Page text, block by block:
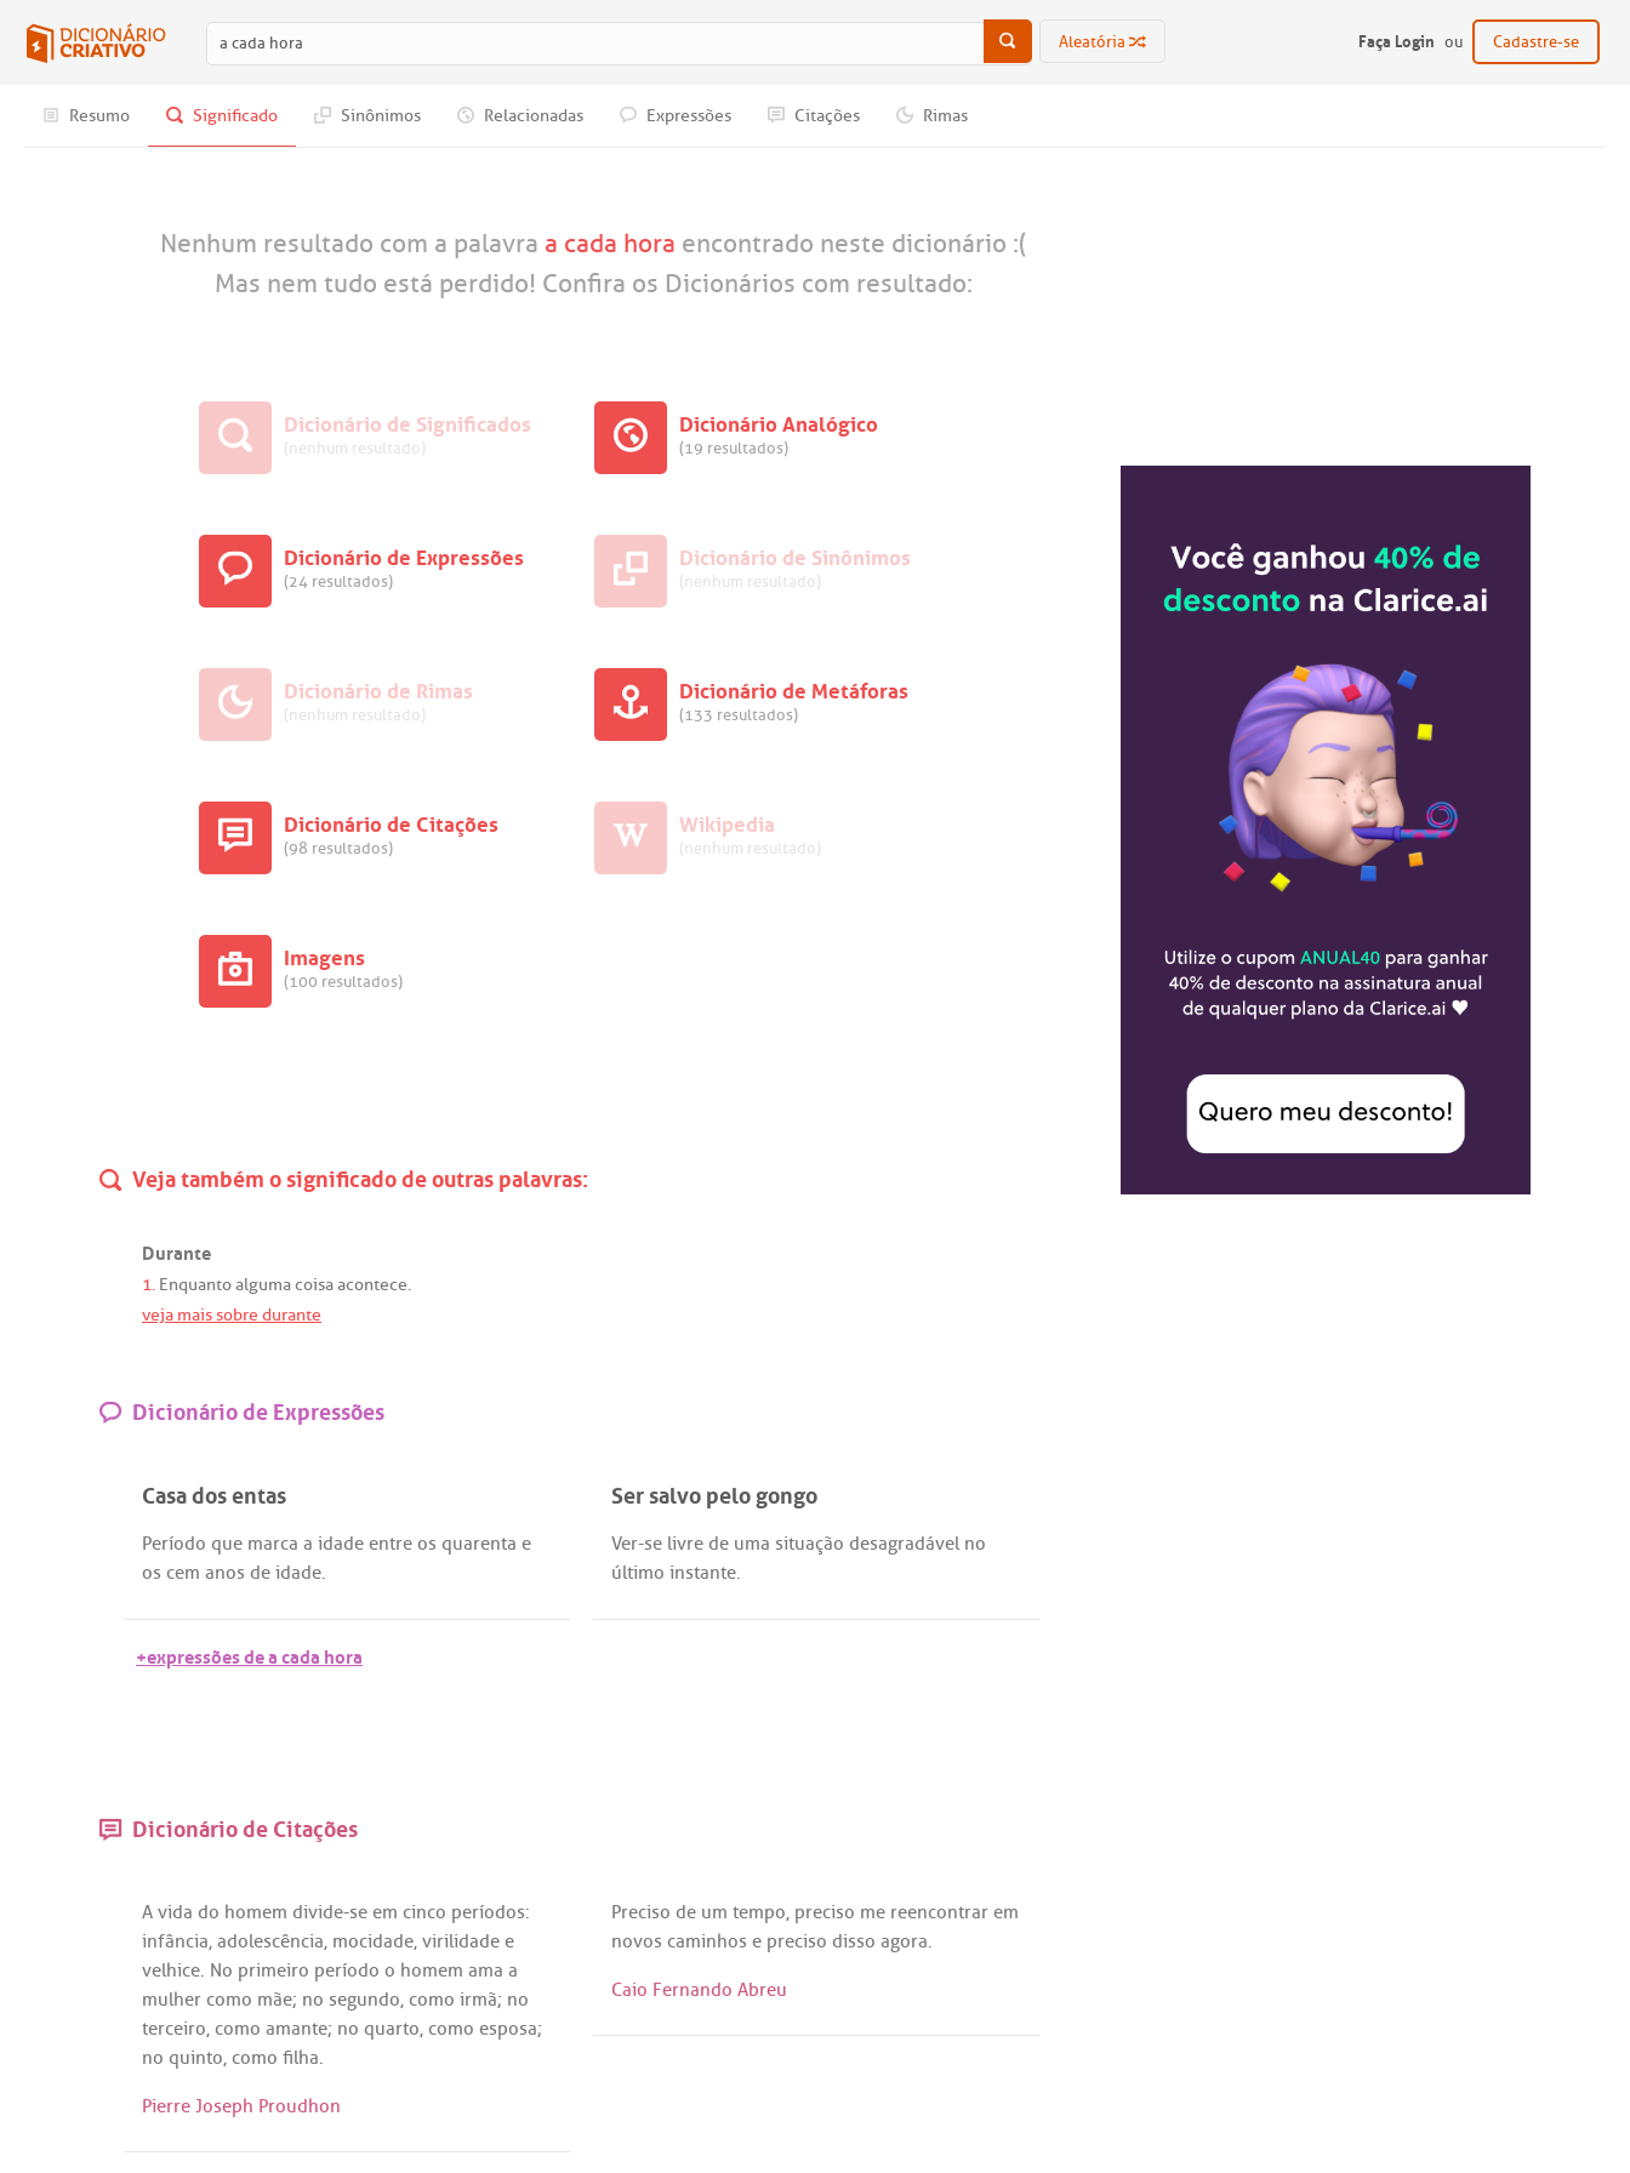
Aleatória Faça Login ou Cadastre-se
Resumo Significado Sinônimos Relacionadas Expressões Citações Rimas
Nenhum resultado com a palavra a cada hora encontrado neste dicionário :(
Mas nem tudo está perdido! Confira os Dicionários com resultado:
Dicionário de Significados
(nenhum resultado)
Dicionário Analógico
(19 resultados)
Dicionário de Expressões
(24 resultados)
Dicionário de Sinônimos
(nenhum resultado)
Dicionário de Rimas
(nenhum resultado)
Dicionário de Metáforas
(133 resultados)
Dicionário de Citações
(98 resultados)
Wikipedia
(nenhum resultado)
Imagens
(100 resultados)
Veja também o significado de outras palavras:
Durante
1. Enquantoalgumacoisaacontece.
veja mais sobre durante
Dicionário de Expressões
Casa dos entas
Período que marca a idade entre os quarenta e
os cem anos de idade.
Ser salvo pelo gongo
Ver-se livre de uma situação desagradável no
último instante.
+expressões de a cada hora
Dicionário de Citações
A vida do homem divide-se em cinco períodos:
infância, adolescência, mocidade, virilidade e
velhice. No primeiro período o homem ama a
mulher como mãe; no segundo, como irmã; no
terceiro, como amante; no quarto, como esposa;
no quinto, como filha.
Pierre Joseph Proudhon
Preciso de um tempo, preciso me reencontrar em
novos caminhos e preciso disso agora.
Caio Fernando Abreu